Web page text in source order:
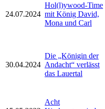
24.07.2024
Hol(l)ywood-Time
mit König David,
Mona und Carl
30.04.2024
Die „Königin der
Andacht“ verlässt
das Lauertal
Acht